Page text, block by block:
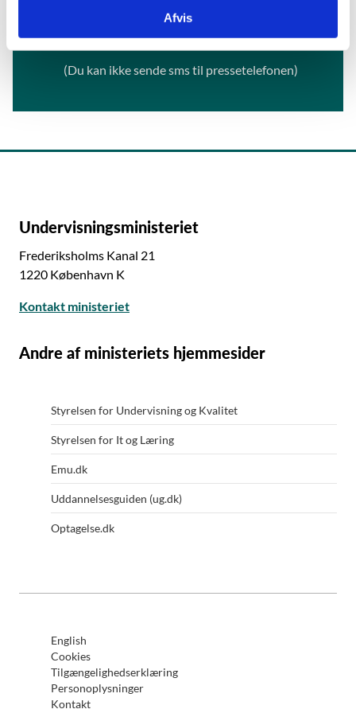
Afvis
(Du kan ikke sende sms til pressetelefonen)
Undervisningsministeriet
Frederiksholms Kanal 21
1220 København K
Kontakt ministeriet
Andre af ministeriets hjemmesider
Styrelsen for Undervisning og Kvalitet
Styrelsen for It og Læring
Emu.dk
Uddannelsesguiden (ug.dk)
Optagelse.dk
English
Cookies
Tilgængelighedserklæring
Personoplysninger
Kontakt